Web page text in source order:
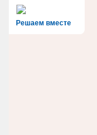
Решаем вместе